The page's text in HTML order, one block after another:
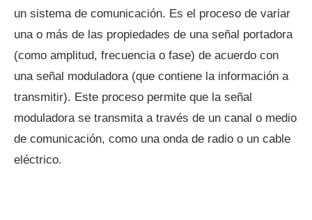
un sistema de comunicación. Es el proceso de variar
una o más de las propiedades de una señal portadora
(como amplitud, frecuencia o fase) de acuerdo con
una señal moduladora (que contiene la información a
transmitir). Este proceso permite que la señal
moduladora se transmita a través de un canal o medio
de comunicación, como una onda de radio o un cable
eléctrico.